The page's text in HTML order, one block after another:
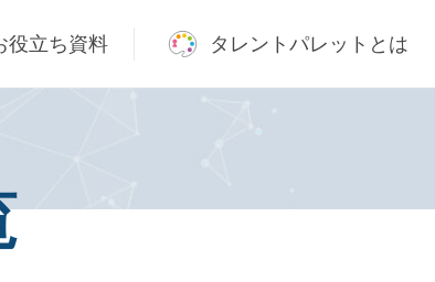
役立ち資料 タレントパレットとは